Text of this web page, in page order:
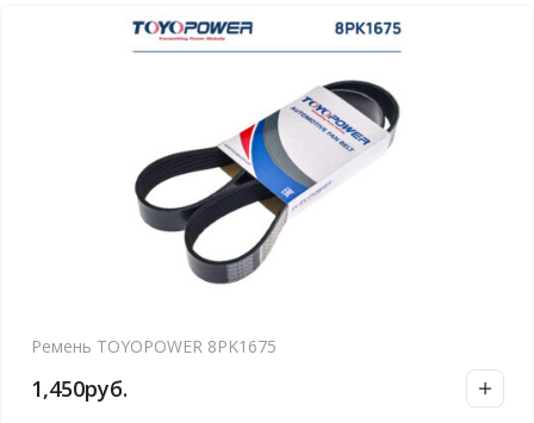
Ремень TOYOPOWER 8PK1675
1,450руб.